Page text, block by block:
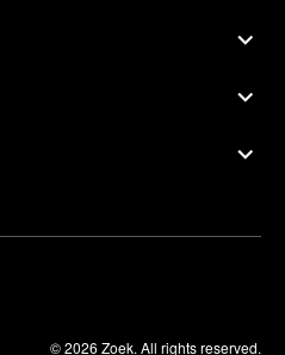
© 2026 Zoek. All rights reserved.